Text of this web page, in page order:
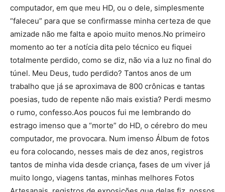
computador, em que meu HD, ou o dele, simplesmente
“faleceu” para que se confirmasse minha certeza de que
amizade não me falta e apoio muito menos.No primeiro
momento ao ter a notícia dita pelo técnico eu fiquei
totalmente perdido, como se diz, não via a luz no final do
túnel. Meu Deus, tudo perdido? Tantos anos de um
trabalho que já se aproximava de 800 crônicas e tantas
poesias, tudo de repente não mais existia? Perdi mesmo
o rumo, confesso.Aos poucos fui me lembrando do
estrago imenso que a “morte” do HD, o cérebro do meu
computador, me provocara. Num imenso Álbum de fotos
eu fora colocando, nesses mais de dez anos, registros
tantos de minha vida desde criança, fases de um viver já
muito longo, viagens tantas, minhas melhores Fotos